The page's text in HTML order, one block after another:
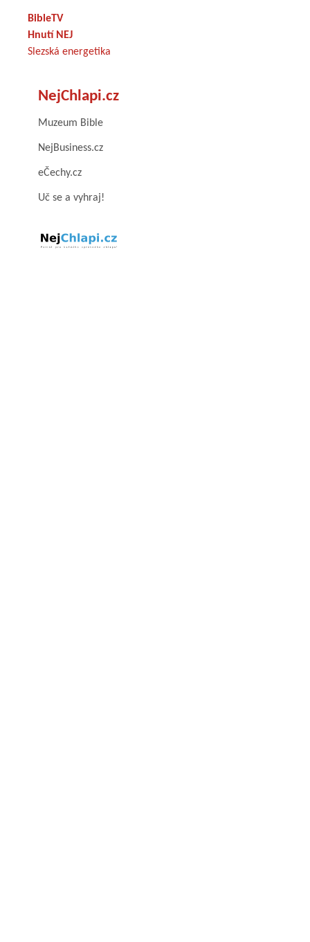
BibleTV
Hnutí NEJ
Slezská energetika
NejChlapi.cz
Muzeum Bible
NejBusiness.cz
eČechy.cz
Uč se a vyhraj!